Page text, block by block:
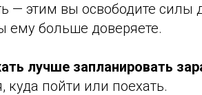
— этим вы освободите силы
ему больше доверяете.
лучше запланировать
куда пойти или поехать.